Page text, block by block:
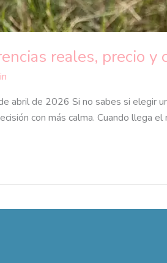
reales, precio y
abril de 2026 Si no sabes si elegir
con más calma. Cuando llega